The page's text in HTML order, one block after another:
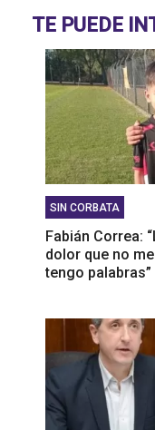
que
Pablo Echarri:
para este
TE PUEDE
SIN CORBATA
Fabián Correa:
dolor que no
tengo palabras”